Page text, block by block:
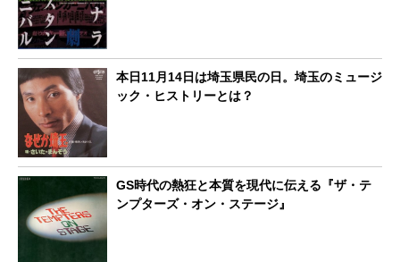
本日11月14日は埼玉県民の日。埼玉のミュージ
ック・ヒストリーとは？
GS時代の熱狂と本質を現代に伝える『ザ・テ
ンプターズ・オン・ステージ』